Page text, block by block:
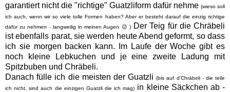
garantiert nicht die "richtige" Guatzliform dafür nehme (wieso soll
ich auch, wenn wir so viele tolle Formen haben? Aber er besteht darauf die einzig richtige
dafür zu nehmen - langweilig in meinen Augen 😉 )
Der Teig für die Chräbeli
ist ebenfalls parat, sie werden heute Abend geformt, so dass
ich sie morgen backen kann. Im Laufe der Woche gibt es
noch kleine Lebkuchen und je eine zweite Ladung mit
Spitzbuben und Chräbeli.
Danach fülle ich die meisten der Guatzli(bis auf d'Chräbeli - die teile
ich nicht, sind auch die einzigen Guatzli die ich mag) in kleine Säckchen ab -